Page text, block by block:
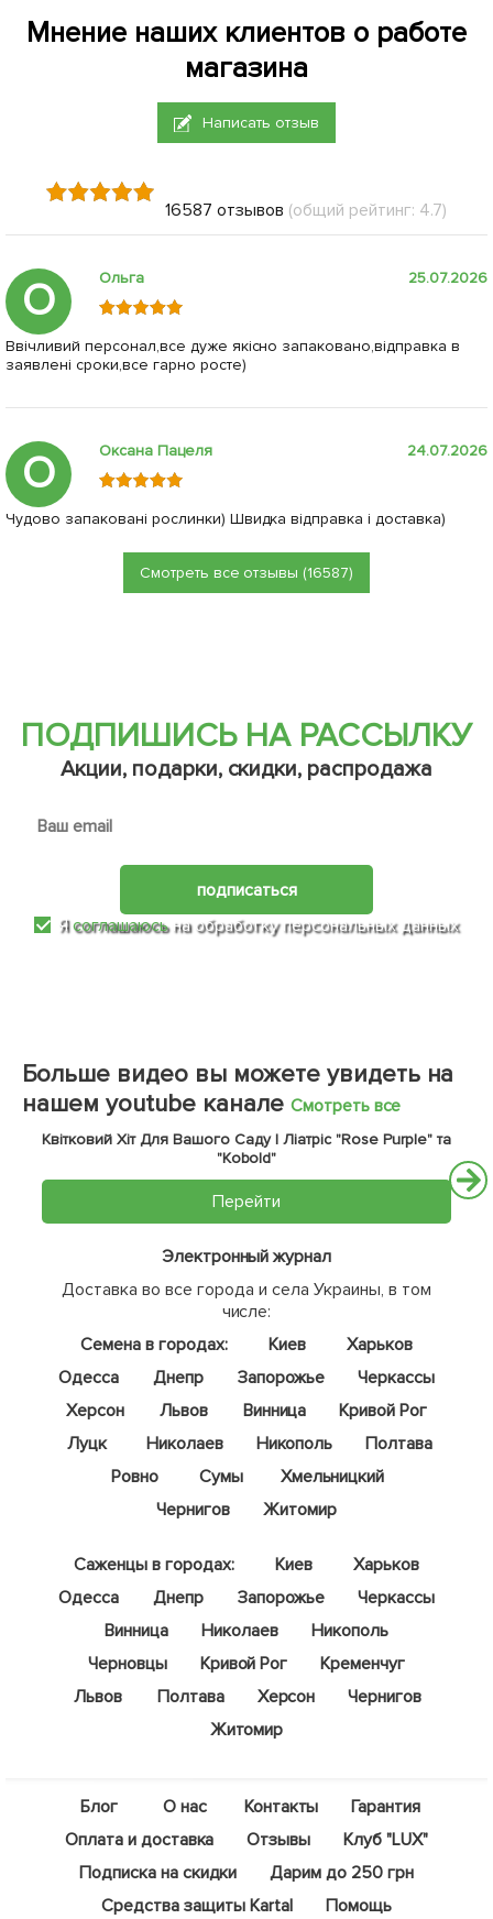
Мнение наших клиентов о работе
магазина
Написать отзыв
16587 отзывов (общий рейтинг: 4.7)
О Ольга 25.07.2026
Ввічливий персонал,все дуже якісно запаковано,відправка в
заявлені сроки,все гарно росте)
О Оксана Пацеля 24.07.2026
Чудово запаковані рослинки) Швидка відправка і доставка)
Смотреть все отзывы (16587)
ПОДПИШИСЬ НА РАССЫЛКУ
Акции, подарки, скидки, распродажа
подписаться
Ясоглашаюсьна обработку персональных данных
Больше видео вы можете увидеть на
нашем youtube канале Смотреть все
Квітковий Хіт Для Вашого Саду | Ліатріс "Rose Purple" та
"Kobold"
Перейти
Электронный журнал
Доставка во все города и села Украины, в том
числе:
Семена в городах:
Киев
Харьков
Одесса
Днепр Запорожье
Черкассы
Херсон
Львов Винница
Кривой Рог
Луцк
Николаев Никополь
Полтава
Ровно
Сумы
Хмельницкий
Чернигов
Житомир
Саженцы в городах: Киев
Харьков
Одесса
Днепр Запорожье
Черкассы
Винница
Николаев
Никополь
Черновцы
Кривой Рог
Кременчуг
Львов
Полтава Херсон
Чернигов
Житомир
Блог О нас Контакты
Гарантия
Оплата и доставка
Отзывы
Клуб "LUX"
Подписка на скидки
Дарим до 250 грн
Средства защиты Kartal
Помощь